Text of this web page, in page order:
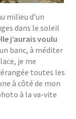
milieu d’un
dans le soleil
j’aurais voulu
banc, à méditer
je me
toutes les
à côté de mon
à la va-vite